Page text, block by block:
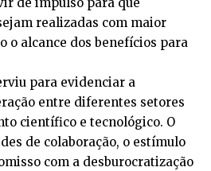
de impulso para que
realizadas com maior
o alcance dos benefícios para
para evidenciar a
entre diferentes setores
científico e tecnológico. O
de colaboração, o estímulo
com a desburocratização